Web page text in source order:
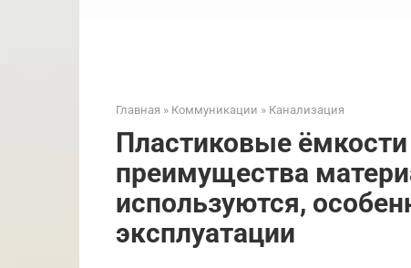
Главная » Коммуникации » Канализация
Пластиковые
преимущества
используются,
эксплуатации